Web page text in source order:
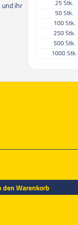
und ihr
25 Stk.
50Stk.
100Stk.
250Stk.
500Stk.
1000Stk.
den Warenkorb